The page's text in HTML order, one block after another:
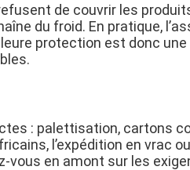
de couvrir les
du froid. En pratique,
protection est donc
: palettisation, cartons
l’expédition en vrac
en amont sur les